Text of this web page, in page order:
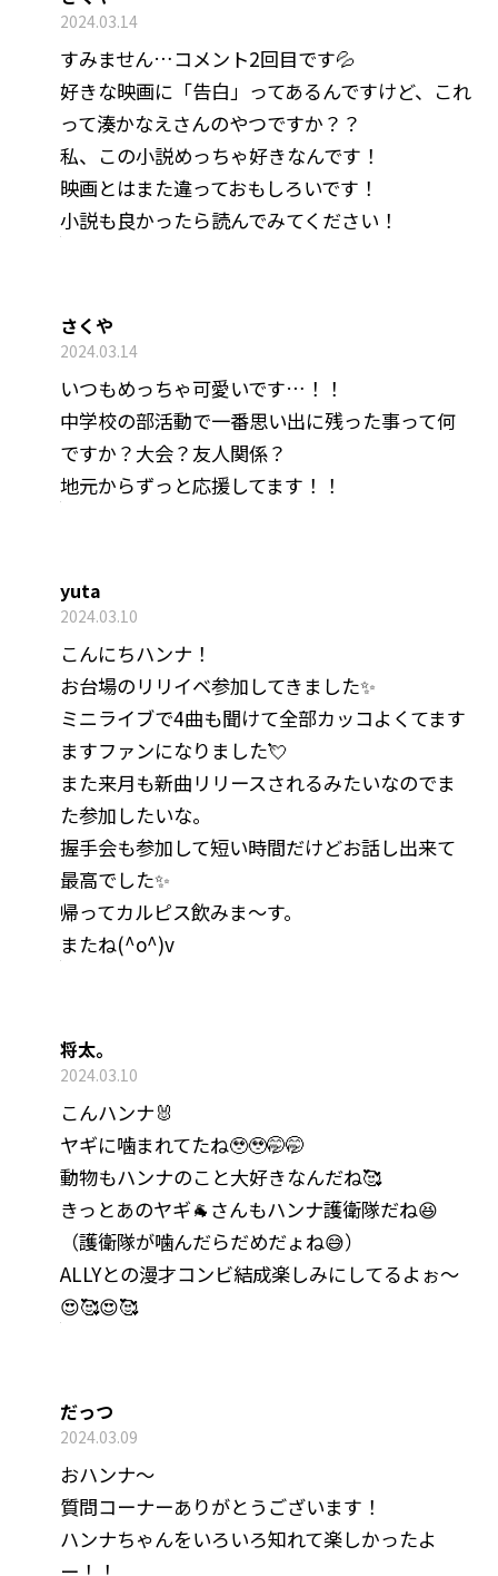
2024.03.14
すみません…コメント2回目です💦
好きな映画に「告白」ってあるんですけど、これ
って湊かなえさんのやつですか？？
私、この小説めっちゃ好きなんです！
映画とはまた違っておもしろいです！
小説も良かったら読んでみてください！
さくや
2024.03.14
いつもめっちゃ可愛いです…！！
中学校の部活動で一番思い出に残った事って何
ですか？大会？友人関係？
地元からずっと応援してます！！
yuta
2024.03.10
こんにちハンナ！
お台場のリリイベ参加してきました✨
ミニライブで4曲も聞けて全部カッコよくてます
ますファンになりました💘
また来月も新曲リリースされるみたいなのでま
た参加したいな。
握手会も参加して短い時間だけどお話し出来て
最高でした✨
帰ってカルピス飲みま〜す。
またね(^o^)v
将太。
2024.03.10
こんハンナ🐰
ヤギに噛まれてたね🥹🥹🤭🤭
動物もハンナのこと大好きなんだね🥰
きっとあのヤギ🐐さんもハンナ護衛隊だね😆
（護衛隊が噛んだらだめだょね😅）
ALLYとの漫才コンビ結成楽しみにしてるよぉ〜
😍🥰😍🥰
だっつ
2024.03.09
おハンナ～
質問コーナーありがとうございます！
ハンナちゃんをいろいろ知れて楽しかったよ